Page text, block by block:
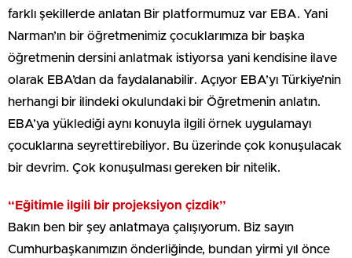
farklı şekillerde anlatan Bir platformumuz var EBA. Yani
Narman’ın bir öğretmenimiz çocuklarımıza bir başka
öğretmenin dersini anlatmak istiyorsa yani kendisine ilave
olarak EBA’dan da faydalanabilir. Açıyor EBA’yı Türkiye’nin
herhangi bir ilindeki okulundaki bir Öğretmenin anlatın.
EBA’ya yüklediği aynı konuyla ilgili örnek uygulamayı
çocuklarına seyrettirebiliyor. Bu üzerinde çok konuşulacak
bir devrim. Çok konuşulması gereken bir nitelik.
“Eğitimle ilgili bir projeksiyon çizdik”
Bakın ben bir şey anlatmaya çalışıyorum. Biz sayın
Cumhurbaşkanımızın önderliğinde, bundan yirmi yıl önce